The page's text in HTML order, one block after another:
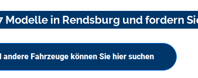
in Rendsburg und fordern
Fahrzeuge können Sie hier suchen